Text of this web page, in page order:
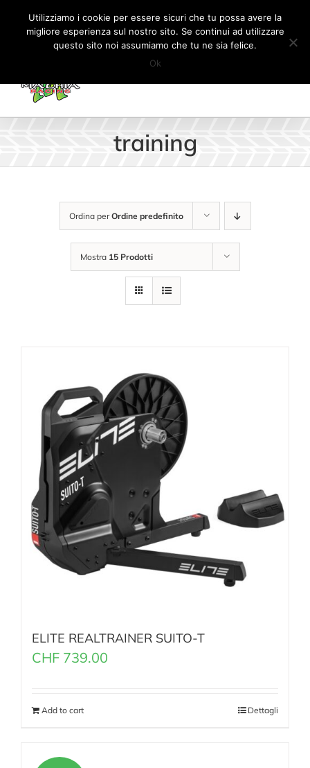
Salta
contenuto
Il mio account CARRELLO
training
Ordina perOrdine predefinito
Mostra 15 Prodotti
ELITE REALTRAINER SUITO-T
CHF 739.00
Add to cart Dettagli
Utilizziamo i cookie per essere sicuri che tu possa avere la
migliore esperienza sul nostro sito. Se continui ad utilizzare
questo sito noi assumiamo che tu ne sia felice.
Ok